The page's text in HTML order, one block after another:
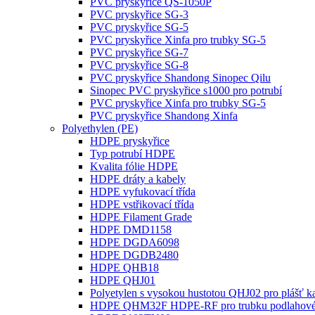
PVC pryskyřice SG-3
PVC pryskyřice SG-5
PVC pryskyřice Xinfa pro trubky SG-5
PVC pryskyřice SG-7
PVC pryskyřice SG-8
PVC pryskyřice Shandong Sinopec Qilu
Sinopec PVC pryskyřice s1000 pro potrubí
PVC pryskyřice Xinfa pro trubky SG-5
PVC pryskyřice Shandong Xinfa
Polyethylen (PE)
HDPE pryskyřice
Typ potrubí HDPE
Kvalita fólie HDPE
HDPE dráty a kabely
HDPE vyfukovací třída
HDPE vstřikovací třída
HDPE Filament Grade
HDPE DMD1158
HDPE DGDA6098
HDPE DGDB2480
HDPE QHB18
HDPE QHJ01
Polyetylen s vysokou hustotou QHJ02 pro plášť
HDPE QHM32F HDPE-RF pro trubku